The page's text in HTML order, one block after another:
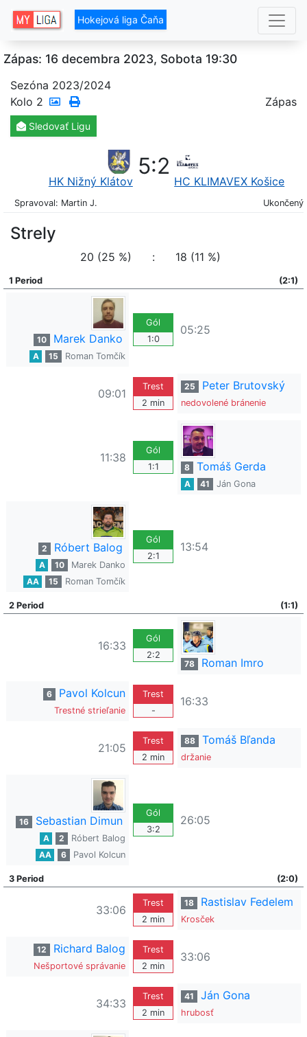
Hokejová liga Čaňa
Zápas: 16 decembra 2023, Sobota 19:30
Sezóna 2023/2024
Kolo 2 Zápas
Sledovať Ligu
HK Nižný Klátov
5:2
HC KLIMAVEX Košice
Spravoval: Martin J. Ukončený
Strely
20 (25 %) : 18 (11 %)
1 Period (2:1)
10 Marek Danko
A 15 Roman Tomčík
Gól
1:0
05:25
09:01
Trest
2 min
25 Peter Brutovský
nedovolené bránenie
11:38
Gól
1:1
8 Tomáš Gerda
A 41 Ján Gona
2 Róbert Balog
A 10
Marek Danko
AA
15 Roman Tomčík
Gól
2:1
13:54
2 Period (1:1)
16:33
Gól
2:2
78
Roman Imro
6 Pavol Kolcun
Trestné strieľanie
Trest
-
16:33
21:05
Trest
2 min
88 Tomáš Bľanda
držanie
16 Sebastian Dimun
A 2
Róbert Balog
AA
6 Pavol Kolcun
Gól
3:2
26:05
3 Period (2:0)
33:06
Trest
2 min
18 Rastislav Fedelem
Krosček
12 Richard Balog
Nešportové správanie
Trest
2 min
33:06
34:33
Trest
2 min
41 Ján Gona
hrubosť